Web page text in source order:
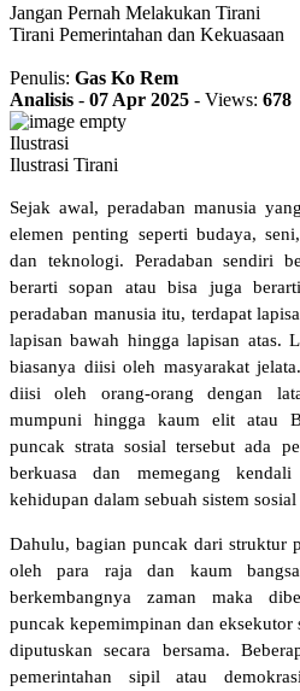
Jangan Pernah Melakukan Tirani
Tirani Pemerintahan dan Kekuasaan
Penulis: Gas Ko Rem
Analisis - 07 Apr 2025 - Views: 678
Ilustrasi
Ilustrasi Tirani
Sejak awal, peradaban manusia
elemen penting seperti budaya,
dan teknologi. Peradaban sendiri
berarti sopan atau bisa juga
peradaban manusia itu, terdapat
lapisan bawah hingga lapisan atas.
biasanya diisi oleh masyarakat
diisi oleh orang-orang dengan
mumpuni hingga kaum elit atau
puncak strata sosial tersebut ada
berkuasa dan memegang
kehidupan dalam sebuah sistem
Dahulu, bagian puncak dari struktur
oleh para raja dan kaum
berkembangnya zaman maka
puncak kepemimpinan dan eksekutor
diputuskan secara bersama.
pemerintahan sipil atau